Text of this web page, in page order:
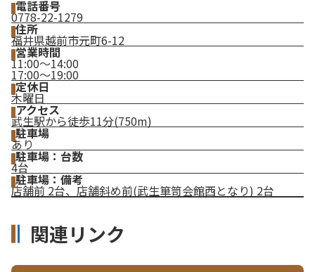
電話番号
0778-22-1279
住所
福井県越前市元町6-12
営業時間
11:00～14:00
17:00～19:00
定休日
木曜日
アクセス
武生駅から徒歩11分(750m)
駐車場
あり
駐車場：台数
4台
駐車場：備考
店舗前 2台、店舗斜め前(武生箪笥会館西となり) 2台
関連リンク